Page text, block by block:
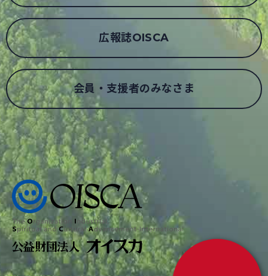
広報誌OISCA
会員・支援者のみなさま